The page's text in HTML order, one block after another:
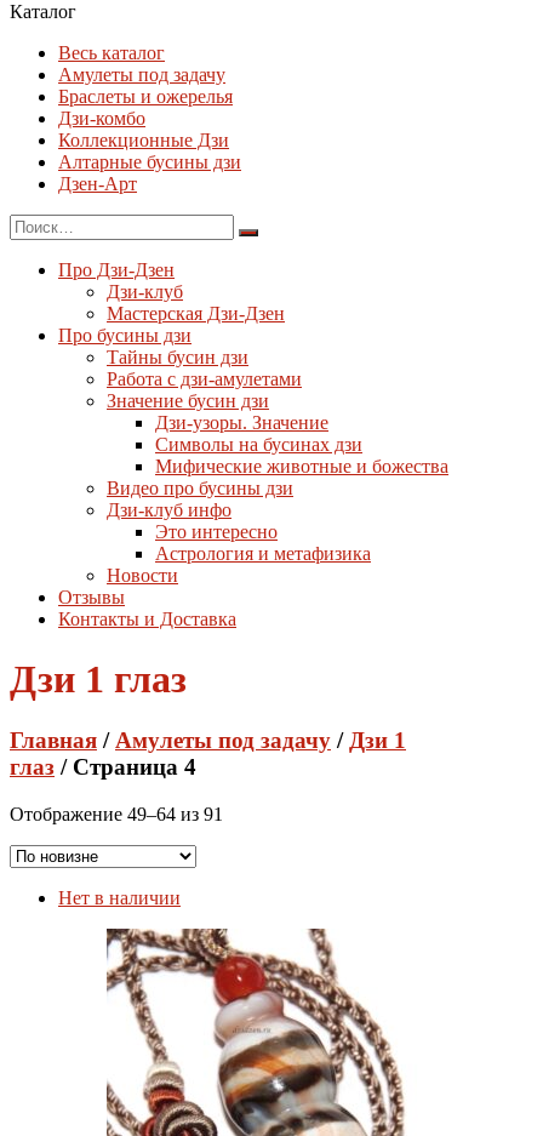
Каталог
Весь каталог
Амулеты под задачу
Браслеты и ожерелья
Дзи-комбо
Коллекционные Дзи
Алтарные бусины дзи
Дзен-Арт
Про Дзи-Дзен
Дзи-клуб
Мастерская Дзи-Дзен
Про бусины дзи
Тайны бусин дзи
Работа с дзи-амулетами
Значение бусин дзи
Дзи-узоры. Значение
Символы на бусинах дзи
Мифические животные и божества
Видео про бусины дзи
Дзи-клуб инфо
Это интересно
Астрология и метафизика
Новости
Отзывы
Контакты и Доставка
Дзи 1 глаз
Главная / Амулеты под задачу / Дзи 1
глаз / Страница 4
Отображение 49–64 из 91
Нет в наличии